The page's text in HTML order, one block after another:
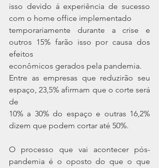
isso devido á experiência de sucesso
com o home office implementado
temporariamente durante a crise e
outros 15% farão isso por causa dos
efeitos
econômicos gerados pela pandemia.
Entre as empresas que reduzirão seu
espaço, 23,5% afirmam que o corte será
de
10% a 30% do espaço e outras 16,2%
dizem que podem cortar até 50%.
O processo que vai acontecer pós-
pandemia é o oposto do que o que